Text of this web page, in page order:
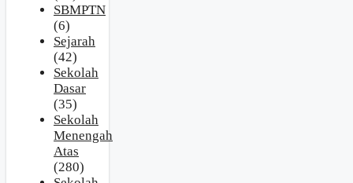
SBMPTN
(6)
Sejarah
(42)
Sekolah
Dasar
(35)
Sekolah
Menengah
Atas
(280)